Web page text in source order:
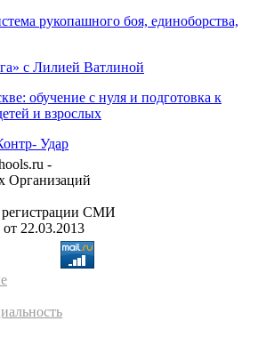
рукопашного боя, единоборства,
с Лилией Ватлиной
обучение с нуля и подготовка к
и взрослых
Удар
-
Организаций
регистрации СМИ
22.03.2013